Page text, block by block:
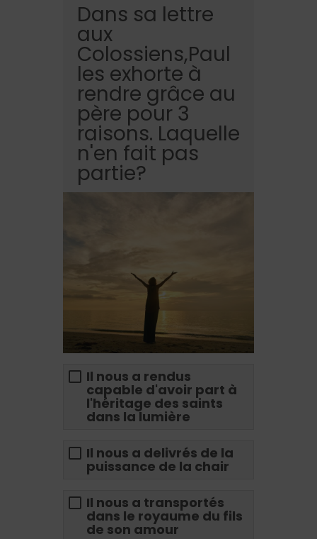
Dans sa lettre
aux
Colossiens,Paul
les exhorte à
rendre grâce au
père pour 3
raisons. Laquelle
n'en fait pas
partie?
Il nous a rendus
capable d'avoir part à
l'héritage des saints
dans la lumière
Il nous a delivrés de la
puissance de la chair
Il nous a transportés
dans le royaume du fils
de son amour